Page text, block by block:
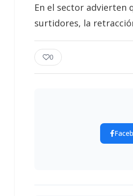
En el sector advierten
surtidores, la
0